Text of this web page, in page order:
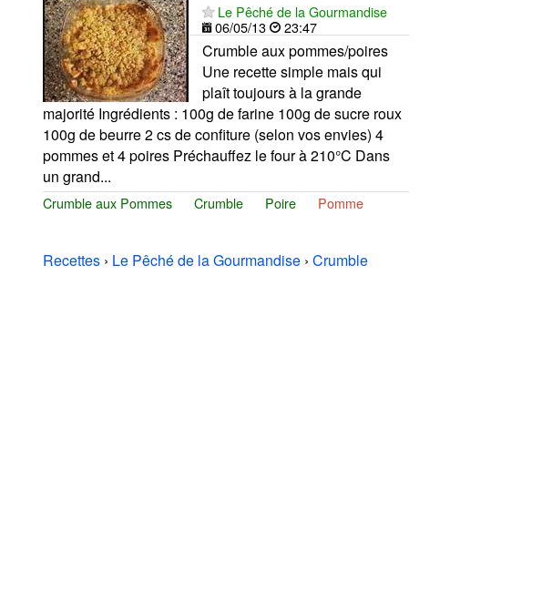
Le Pêché de la Gourmandise
06/05/13
23:47
Crumble aux pommes/poires
Une recette simple mais qui
plaît toujours à la grande
majorité Ingrédients : 100g de farine 100g de sucre roux
100g de beurre 2 cs de confiture (selon vos envies) 4
pommes et 4 poires Préchauffez le four à 210°C Dans
un grand...
Crumble aux Pommes Crumble Poire Pomme
Recettes › Le Pêché de la Gourmandise › Crumble